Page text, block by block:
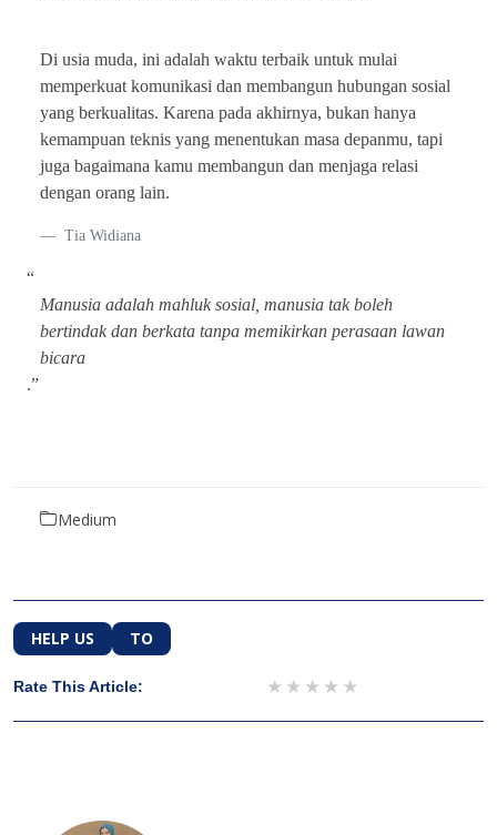
Di usia muda, ini adalah waktu terbaik untuk mulai
memperkuat komunikasi dan membangun hubungan sosial
yang berkualitas. Karena pada akhirnya, bukan hanya
kemampuan teknis yang menentukan masa depanmu, tapi
juga bagaimana kamu membangun dan menjaga relasi
dengan orang lain.
Tia Widiana
“
Manusia adalah mahluk sosial, manusia tak boleh
bertindak dan berkata tanpa memikirkan perasaan lawan
bicara
.”
Medium
HELP US TO
Rate This Article: 4 stars
3 stars
2 stars
1 star